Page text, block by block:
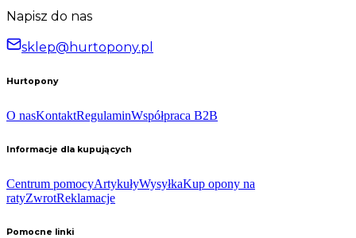
Napisz do nas
sklep@hurtopony.pl
Hurtopony
O nasKontaktRegulaminWspółpraca B2B
Informacje dla kupujących
Centrum pomocyArtykułyWysyłkaKup opony na
ratyZwrotReklamacje
Pomocne linki